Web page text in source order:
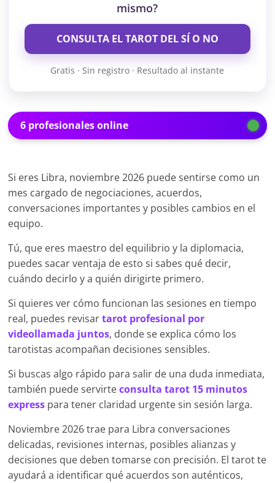
mismo?
CONSULTA EL TAROT DEL SÍ O NO
Gratis · Sin registro · Resultado al instante
6 profesionales online
Si eres Libra, noviembre 2026 puede sentirse como un
mes cargado de negociaciones, acuerdos,
conversaciones importantes y posibles cambios en el
equipo.
Tú, que eres maestro del equilibrio y la diplomacia,
puedes sacar ventaja de esto si sabes qué decir,
cuándo decirlo y a quién dirigirte primero.
Si quieres ver cómo funcionan las sesiones en tiempo
real, puedes revisartarot profesional por
videollamada juntos, donde se explica cómo los
tarotistas acompañan decisiones sensibles.
Si buscas algo rápido para salir de una duda inmediata,
también puede servirteconsulta tarot 15 minutos
express para tener claridad urgente sin sesión larga.
Noviembre 2026 trae para Libra conversaciones
delicadas, revisiones internas, posibles alianzas y
decisiones que deben tomarse con precisión. El tarot te
ayudará a identificar qué acuerdos son auténticos,